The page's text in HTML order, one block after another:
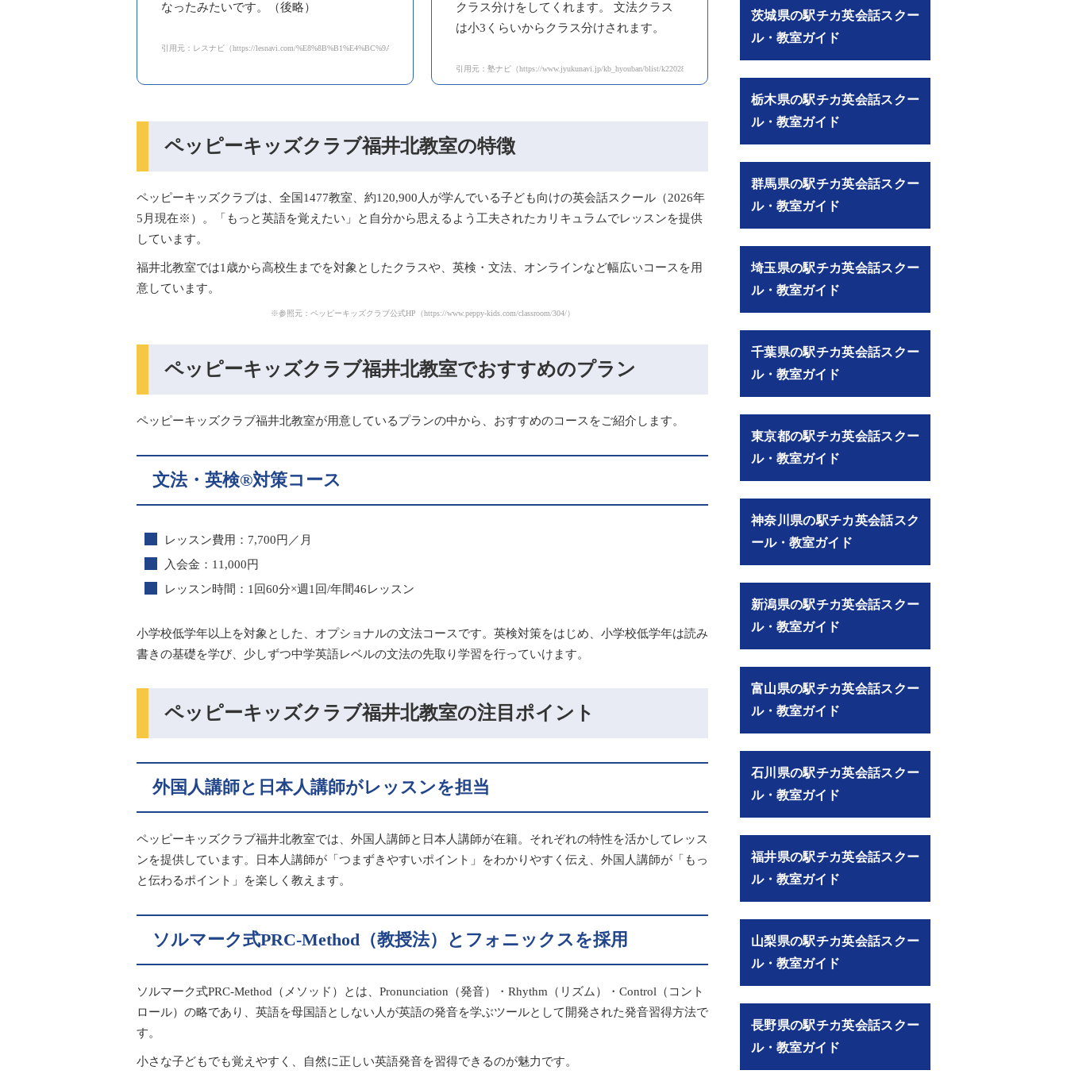
なったみたいです。（後略）
引用元：レスナビ（https://lesnavi.com/%E8%8B%B1%E4%BC%9A%E8%A9%B1/1200/8152/%E5%8F%A3%E3%82%B3%E3%83%9F）
クラス分けをしてくれます。 文法クラス
は小3くらいからクラス分けされます。
引用元：塾ナビ（https://www.jyukunavi.jp/kb_hyouban/blist/k220284.html）
ペッピーキッズクラブ福井北教室の特徴
ペッピーキッズクラブは、全国1477教室、約120,900人が学んでいる子ども向けの英会話スクール（2026年
5月現在※）。「もっと英語を覚えたい」と自分から思えるよう工夫されたカリキュラムでレッスンを提供
しています。
福井北教室では1歳から高校生までを対象としたクラスや、英検・文法、オンラインなど幅広いコースを用
意しています。
※参照元：ペッピーキッズクラブ公式HP（https://www.peppy-kids.com/classroom/304/）
ペッピーキッズクラブ福井北教室でおすすめのプラン
ペッピーキッズクラブ福井北教室が用意しているプランの中から、おすすめのコースをご紹介します。
文法・英検®対策コース
レッスン費用：7,700円／月
入会金：11,000円
レッスン時間：1回60分×週1回/年間46レッスン
小学校低学年以上を対象とした、オプショナルの文法コースです。英検対策をはじめ、小学校低学年は読み
書きの基礎を学び、少しずつ中学英語レベルの文法の先取り学習を行っていけます。
ペッピーキッズクラブ福井北教室の注目ポイント
外国人講師と日本人講師がレッスンを担当
ペッピーキッズクラブ福井北教室では、外国人講師と日本人講師が在籍。それぞれの特性を活かしてレッス
ンを提供しています。日本人講師が「つまずきやすいポイント」をわかりやすく伝え、外国人講師が「もっ
と伝わるポイント」を楽しく教えます。
ソルマーク式PRC-Method（教授法）とフォニックスを採用
ソルマーク式PRC-Method（メソッド）とは、Pronunciation（発音）・Rhythm（リズム）・Control（コント
ロール）の略であり、英語を母国語としない人が英語の発音を学ぶツールとして開発された発音習得方法で
す。
小さな子どもでも覚えやすく、自然に正しい英語発音を習得できるのが魅力です。
茨城県の駅チカ英会話スクー
ル・教室ガイド
栃木県の駅チカ英会話スクー
ル・教室ガイド
群馬県の駅チカ英会話スクー
ル・教室ガイド
埼玉県の駅チカ英会話スクー
ル・教室ガイド
千葉県の駅チカ英会話スクー
ル・教室ガイド
東京都の駅チカ英会話スクー
ル・教室ガイド
神奈川県の駅チカ英会話スク
ール・教室ガイド
新潟県の駅チカ英会話スクー
ル・教室ガイド
富山県の駅チカ英会話スクー
ル・教室ガイド
石川県の駅チカ英会話スクー
ル・教室ガイド
福井県の駅チカ英会話スクー
ル・教室ガイド
山梨県の駅チカ英会話スクー
ル・教室ガイド
長野県の駅チカ英会話スクー
ル・教室ガイド